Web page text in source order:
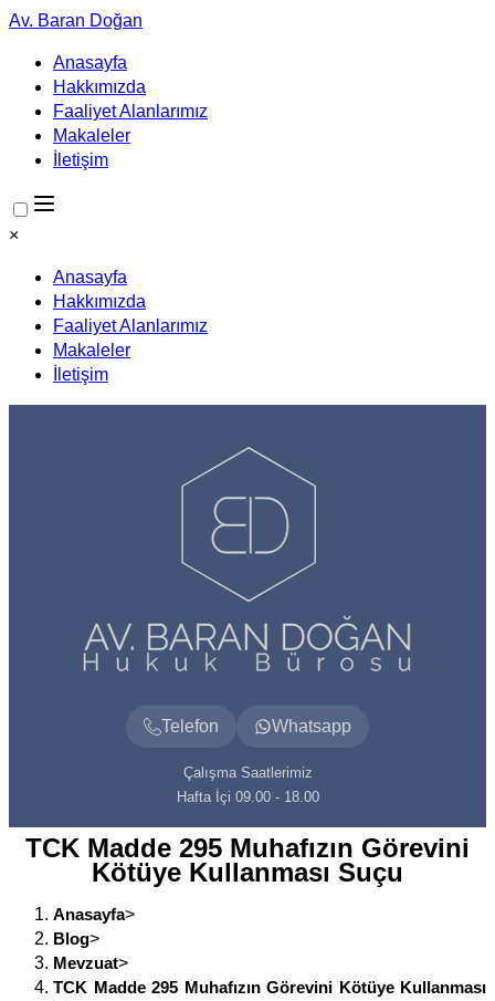
Av. Baran Doğan
Anasayfa
Hakkımızda
Faaliyet Alanlarımız
Makaleler
İletişim
×
Anasayfa
Hakkımızda
Faaliyet Alanlarımız
Makaleler
İletişim
Telefon Whatsapp
Çalışma Saatlerimiz
Hafta İçi 09.00 - 18.00
TCK Madde 295 Muhafızın Görevini
Kötüye Kullanması Suçu
Anasayfa>
Blog>
Mevzuat>
TCK Madde 295 Muhafızın Görevini Kötüye Kullanması